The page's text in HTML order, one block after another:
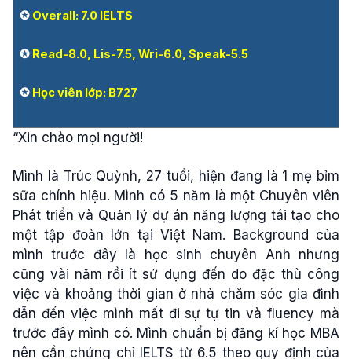
✪ Overall: 7.0 IELTS
✪ Read-8.0, Lis-7.5, Wri-6.0, Speak-5.5
✪ Học viên lớp: B727
“Xin chào mọi người!
Mình là Trúc Quỳnh, 27 tuổi, hiện đang là 1 mẹ bỉm
sữa chính hiệu. Mình có 5 năm là một Chuyên viên
Phát triển và Quản lý dự án năng lượng tái tạo cho
một tập đoàn lớn tại Việt Nam. Background của
mình trước đây là học sinh chuyên Anh nhưng
cũng vài năm rồi ít sử dụng đến do đặc thù công
việc và khoảng thời gian ở nhà chăm sóc gia đình
dẫn đến việc mình mất đi sự tự tin và fluency mà
trước đây mình có. Mình chuẩn bị đăng kí học MBA
nên cần chứng chỉ IELTS từ 6.5 theo quy định của